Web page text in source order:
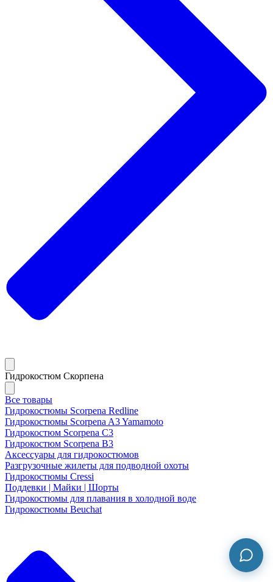
Гидрокостюм Скорпена
Все товары
Гидрокостюмы Scorpena Redline
Гидрокостюмы Scorpena A3 Yamamoto
Гидрокостюм Scorpena C3
Гидрокостюм Scorpena B3
Аксессуары для гидрокостюмов
Разгрузочные жилеты для подводной охоты
Гидрокостюмы Cressi
Поддевки | Майки | Шорты
Гидрокостюмы для плавания в холодной воде
Гидрокостюмы Beuchat